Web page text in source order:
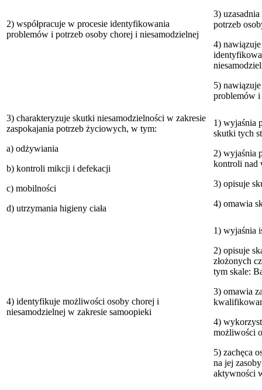
2) współpracuje w procesie identyfikowania
problemów i potrzeb osoby chorej i niesamodzielnej
3)
potrzeb
4) nawiązuje
5)
problemów i
3) charakteryzuje skutki niesamodzielności w zakresie
zaspokajania potrzeb życiowych, w tym:
a) odżywiania
b) kontroli mikcji i defekacji
c) mobilności
d) utrzymania higieny ciała
1) wyjaśnia
skutki tych
2) wyjaśnia
kontroli nad
3) opisuje
4) omawia
4) identyfikuje możliwości osoby chorej i
niesamodzielnej w zakresie samoopieki
1) wyjaśnia
2) opisuje
złożonych
tym skale:
3) omawia
4)
możliwości
5) zachęca
na jej
aktywności